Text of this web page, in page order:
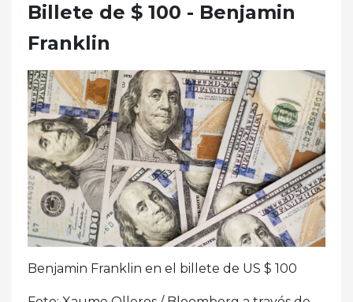
Billete de $ 100 - Benjamin
Franklin
Benjamin Franklin en el billete de US $ 100